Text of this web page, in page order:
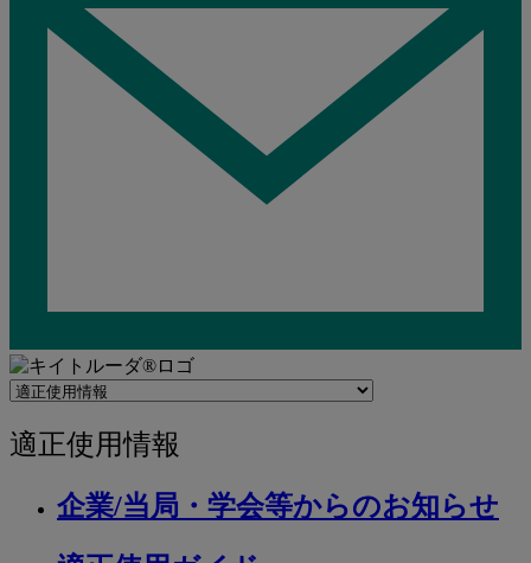
Navigate
関
連
適
適正使用情報
企業/当局・学会等からのお知らせ